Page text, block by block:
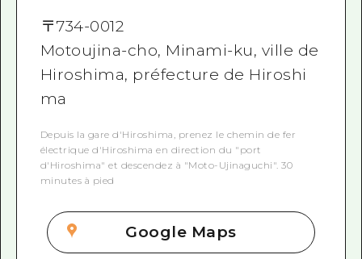
〒734-0012
Motoujina-cho, Minami-ku, ville de
Hiroshima, préfecture de Hiroshi
ma
Depuis la gare d'Hiroshima, prenez le chemin de fer
électrique d'Hiroshima en direction du "port
d'Hiroshima" et descendez à "Moto-Ujinaguchi". 30
minutes à pied
Google Maps